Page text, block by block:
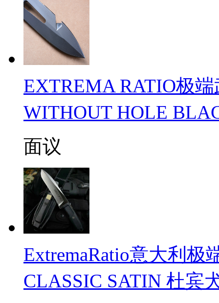
EXTREMA RATIO极
WITHOUT HOLE
面议
ExtremaRatio意大利
CLASSIC SATIN 杜宾